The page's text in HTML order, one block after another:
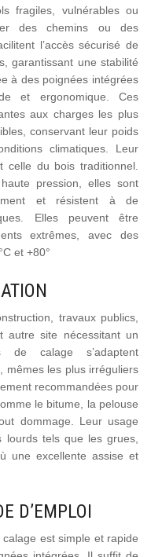
fragiles, vulnérables ou
des chemins ou des
l’accès sécurisé de
garantissant une stabilité
à des poignées intégrées
et ergonomique. Ces
aux charges les plus
conservant leur poids
climatiques. Leur
celle du bois traditionnel.
pression, elles sont
et résistent à de
Elles peuvent être
extrêmes, avec des
et +80°
travaux publics,
autre site nécessitant un
de calage s’adaptent
mêmes les plus irréguliers
recommandées pour
le bitume, la pelouse
dommage. Leur usage
lourds tels que les grues,
une excellente assise et
D’EMPLOI
est simple et rapide